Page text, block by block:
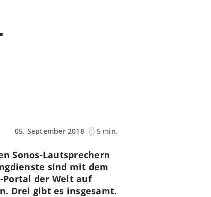
05. September 2018
5 min.
Sonos-Lautsprechern
sind mit dem
Portal der Welt auf
Drei gibt es insgesamt.